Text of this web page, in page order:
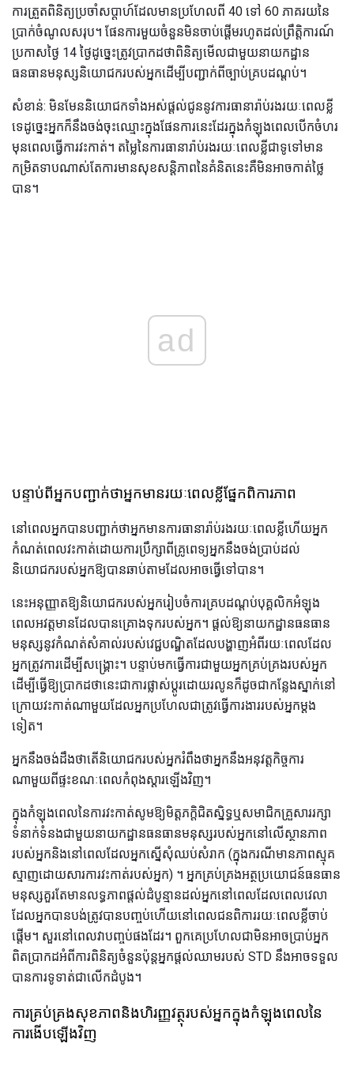
ការត្រួតពិនិត្យប្រចាំសប្តាហ៍ដែលមានប្រហែលពី 40 ទៅ 60 ភាគរយនៃ
ប្រាក់ចំណូលសរុប។ ផែនការមួយចំនួនមិនចាប់ផ្តើមរហូតដល់ព្រឹត្តិការណ៍
ប្រកាសថ្ងៃ 14 ថ្ងៃដូច្នេះត្រូវប្រាកដថាពិនិត្យមើលជាមួយនាយកដ្ឋាន
ធនធានមនុស្សនិយោជករបស់អ្នកដើម្បីបញ្ជាក់ពីច្បាប់គ្របដណ្តប់។
សំខាន់: មិនមែននិយោជកទាំងអស់ផ្តល់ជូននូវការធានារ៉ាប់រងរយៈពេលខ្លី
ទេដូច្នេះអ្នកក៏នឹងចង់ចុះឈ្មោះក្នុងផែនការនេះដែរក្នុងកំឡុងពេលបើកចំហរ
មុនពេលធ្វើការវះកាត់។ តម្លៃនៃការធានារ៉ាប់រងរយៈពេលខ្លីជាទូទៅមាន
កម្រិតទាបណាស់តែការមានសុខសន្តិភាពនៃគំនិតនេះគឺមិនអាចកាត់ថ្លៃ
បាន។
ad
បន្ទាប់ពីអ្នកបញ្ជាក់ថាអ្នកមានរយៈពេលខ្លីផ្នែកពិការភាព
នៅពេលអ្នកបានបញ្ជាក់ថាអ្នកមានការធានារ៉ាប់រងរយៈពេលខ្លីហើយអ្នក
កំណត់ពេលវះកាត់ដោយការប្រឹក្សាពីគ្រូពេទ្យអ្នកនឹងចង់ប្រាប់ដល់
និយោជករបស់អ្នកឱ្យបានឆាប់តាមដែលអាចធ្វើទៅបាន។
នេះអនុញ្ញាតឱ្យនិយោជករបស់អ្នករៀបចំការគ្របដណ្តប់បុគ្គលិកអំឡុង
ពេលអវត្តមានដែលបានគ្រោងទុករបស់អ្នក។ ផ្តល់ឱ្យនាយកដ្ឋានធនធាន
មនុស្សនូវកំណត់សំគាល់របស់វេជ្ជបណ្ឌិតដែលបង្ហាញអំពីរយៈពេលដែល
អ្នកត្រូវការដើម្បីសង្គ្រោះ។ បន្ទាប់មកធ្វើការជាមួយអ្នកគ្រប់គ្រងរបស់អ្នក
ដើម្បីធ្វើឱ្យប្រាកដថានេះជាការផ្លាស់ប្តូរដោយរលូនក៏ដូចជាកន្លែងស្នាក់នៅ
ក្រោយវះកាត់ណាមួយដែលអ្នកប្រហែលជាត្រូវធ្វើការងាររបស់អ្នកម្តង
ទៀត។
អ្នកនឹងចង់ដឹងថាតើនិយោជករបស់អ្នករំពឹងថាអ្នកនឹងអនុវត្តកិច្ចការ
ណាមួយពីផ្ទះខណៈពេលកំពុងស្តារឡើងវិញ។
ក្នុងកំឡុងពេលនៃការវះកាត់សូមឱ្យមិត្តភក្តិជិតស្និទ្ធឬសមាជិកគ្រួសាររក្សា
ទំនាក់ទំនងជាមួយនាយកដ្ឋានធនធានមនុស្សរបស់អ្នកនៅលើស្ថានភាព
របស់អ្នកនិងនៅពេលដែលអ្នកស្នើសុំឈប់សំរាក (ក្នុងករណីមានភាពស្មុគ
ស្មាញដោយសារការវះកាត់របស់អ្នក) ។ អ្នកគ្រប់គ្រងអត្ថប្រយោជន៍ធនធាន
មនុស្សគួរតែមានលទ្ធភាពផ្តល់ដំបូន្មានដល់អ្នកនៅពេលដែលពេលវេលា
ដែលអ្នកបានបង់ត្រូវបានបញ្ចប់ហើយនៅពេលជនពិការរយៈពេលខ្លីចាប់
ផ្តើម។ សួរនៅពេលវាបញ្ចប់ផងដែរ។ ពួកគេប្រហែលជាមិនអាចប្រាប់អ្នក
ពិតប្រាកដអំពីការពិនិត្យចំនួនប៉ុន្តអ្នកផ្តល់ឈាមរបស់ STD នឹងអាចទទួល
បានការទូទាត់ជាលើកដំបូង។
ការគ្រប់គ្រងសុខភាពនិងហិរញ្ញវត្ថុរបស់អ្នកក្នុងកំឡុងពេលនៃ
ការងើបឡើងវិញ